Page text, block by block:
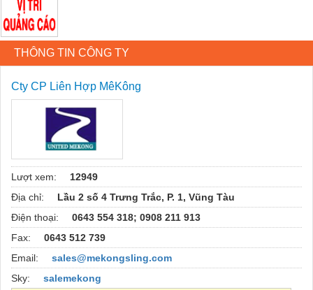
THÔNG TIN CÔNG TY
Cty CP Liên Hợp MêKông
Lượt xem:
12949
Địa chỉ:
Lầu 2 số 4 Trưng Trắc, P. 1, Vũng Tàu
Điện thoại:
0643 554 318; 0908 211 913
Fax:
0643 512 739
Email:
sales@mekongsling.com
Sky:
salemekong